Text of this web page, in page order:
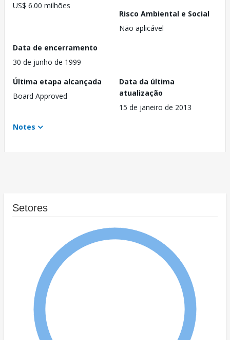
US$ 6.00 milhões
Risco Ambiental e Social
Não aplicável
Data de encerramento
30 de junho de 1999
Última etapa alcançada
Board Approved
Data da última
atualização
15 de janeiro de 2013
Notes
Setores